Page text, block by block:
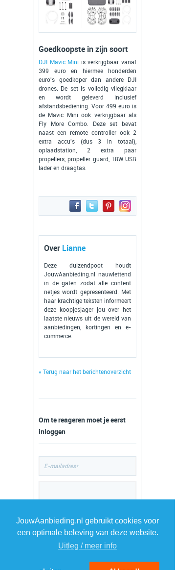
JouwAanbieding.nl gebruikt cookies voor
een optimale beleving van deze website.
Uitleg / meer info
Goedkoopste in zijn soort
DJI Mavic Mini is verkrijgbaar vanaf
399 euro en hiermee honderden
euro's goedkoper dan andere DJI
drones. De set is volledig vliegklaar
en wordt geleverd inclusief
afstandsbediening. Voor 499 euro is
de Mavic Mini ook verkrijgbaar als
Fly More Combo. Deze set bevat
naast een remote controller ook 2
extra accu's (dus 3 in totaal),
oplaadstation, 2 extra paar
propellers, propeller guard, 18W USB
lader en draagtas.
Over Lianne
Deze duizendpoot houdt
JouwAanbieding.nl nauwlettend
in de gaten zodat alle content
netjes wordt gepresenteerd. Met
haar krachtige teksten informeert
deze koopjesjager jou over het
laatste nieuws uit de wereld van
aanbiedingen, kortingen en e-
commerce.
« Terug naar het berichtenoverzicht
Om te reageren moet je eerst
inloggen
TOP 5 AANBIEDINGEN